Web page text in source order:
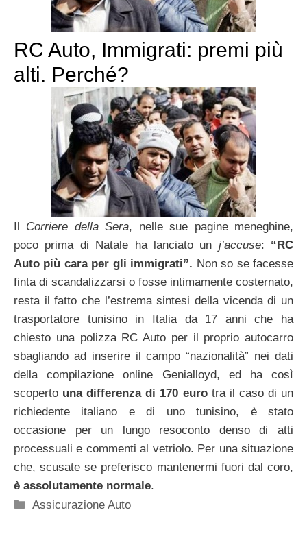
RC Auto, Immigrati: premi più
alti. Perché?
Corriere della Sera, nelle sue pagine meneghine,
poco prima di Natale ha lanciato un j’accuse: “RC
Auto più cara per gli immigrati”. Non so se facesse
finta di scandalizzarsi o fosse intimamente costernato,
resta il fatto che l’estrema sintesi della vicenda di un
trasportatore tunisino in Italia da 17 anni che ha
chiesto una polizza RC Auto per il proprio autocarro
sbagliando ad inserire il campo “nazionalità” nei dati
della compilazione online Genialloyd, ed ha così
scoperto una differenza di 170 eurotra il caso di un
richiedente italiano e di uno tunisino, è stato
occasione per un lungo resoconto denso di atti
processuali e commenti al vetriolo. Per una situazione
che, scusate se preferisco mantenermi fuori dal coro,
è assolutamente normale.
Categorie
Assicurazione Auto